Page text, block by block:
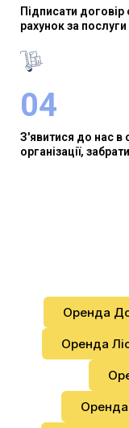
Підписати
рахунок за
04
З'явитися до нас в
організації,
Оренда
Оренда